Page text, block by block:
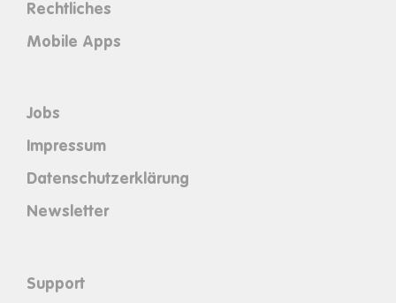
Rechtliches
Mobile Apps
Jobs
Impressum
Datenschutzerklärung
Newsletter
Support